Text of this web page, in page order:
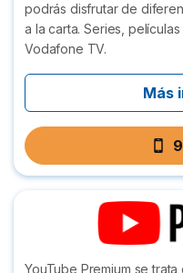
podrás disfrutar de
a la carta. Series,
Vodafone TV.
Más
YouTube Premium se